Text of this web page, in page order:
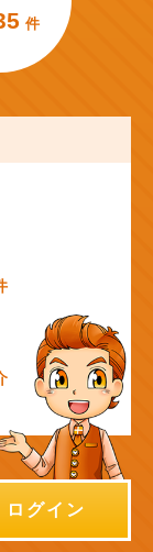
件
ログイン